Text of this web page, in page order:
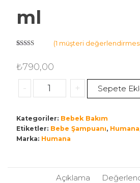
ml
dayanarak 5
üzerinden
(1 müşteri
₺790,00
-
+ Sepete
Kategoriler: Bebek Bakım
Etiketler: Bebe Şampuanı, Humana
Marka: Humana
Açıklama